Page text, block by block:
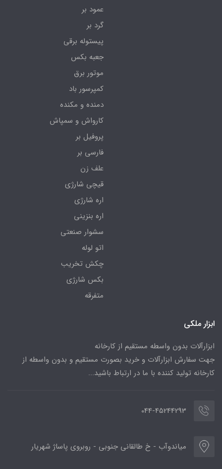
عمود بر
گرد بر
پیستوله برقی
جعبه بکس
موتور برق
کمپرسور باد
دمنده و مکنده
کارواش و سمپاش
پروفیل بر
فارسی بر
علف زن
قیچی شارژی
اره شارژی
اره بنزینی
سشوار صنعتی
اتو لوله
چکش تخریب
بکس شارژی
متفرقه
ابزار ملکی
ابزارآلات بدون واسطه مستقیم از کارخانه
جهت سفارش ابزارآلات و خرید بصورت مستقیم و بدون واسطه از
کارخانه تولید کننده با ما در ارتباط باشید...
044-45244293
میاندوآب - خ طالقانی جنوبی - روبروی پاساژ شهریار